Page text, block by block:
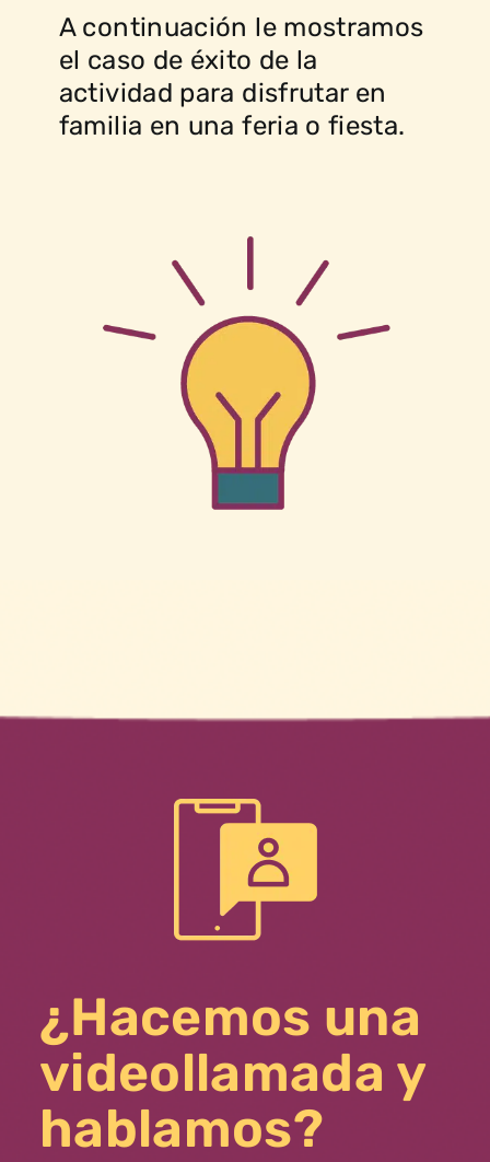
A continuación le mostramos
el caso de éxito de la
actividad para disfrutar en
familia en una feria o fiesta.
¿Hacemos una
videollamada y
hablamos?